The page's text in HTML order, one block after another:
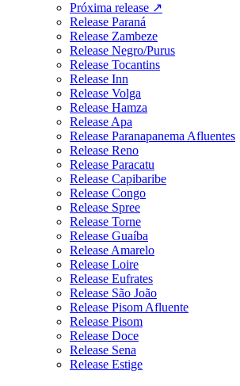
Próxima release ↗
Release Paraná
Release Zambeze
Release Negro/Purus
Release Tocantins
Release Inn
Release Volga
Release Hamza
Release Apa
Release Paranapanema Afluentes
Release Reno
Release Paracatu
Release Capibaribe
Release Congo
Release Spree
Release Torne
Release Guaíba
Release Amarelo
Release Loire
Release Eufrates
Release São João
Release Pisom Afluente
Release Pisom
Release Doce
Release Sena
Release Estige